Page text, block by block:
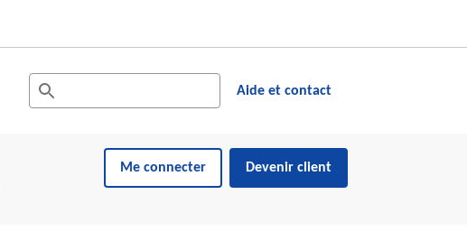
Rechercher dans le site web
Les résultats suggérés s'affichent dynamiquement sous le champ de
Aide et contact
Me connecter Devenir client